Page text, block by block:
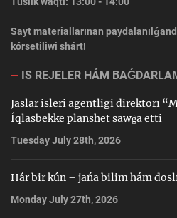
Sayt materiallarınan
kórsetiliwi shárt!
IS REJELER HÁM
Jaslar isleri agentligi direktorı
Íqlasbekke planshet sawǵa etti
Tuesday July 28th, 2026
Hár bir kún – jańa bilim hám
Monday July 27th, 2026